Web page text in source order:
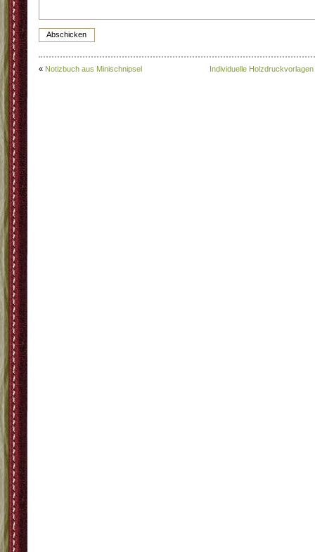
« Notizbuch aus Minischnipsel Individuelle Holzdruckvorlagen